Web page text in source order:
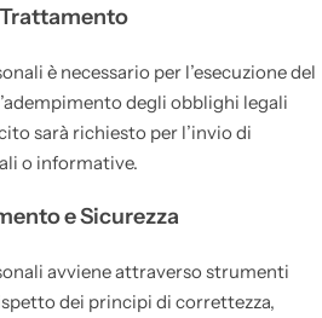
è necessario per l’esecuzione del
degli obblighi legali
sarà richiesto per l’invio di
o informative.
e Sicurezza
avviene attraverso strumenti
dei principi di correttezza,